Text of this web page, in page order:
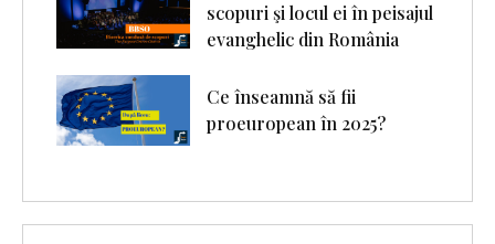
scopuri şi locul ei în peisajul
evanghelic din România
Ce înseamnă să fii
proeuropean în 2025?